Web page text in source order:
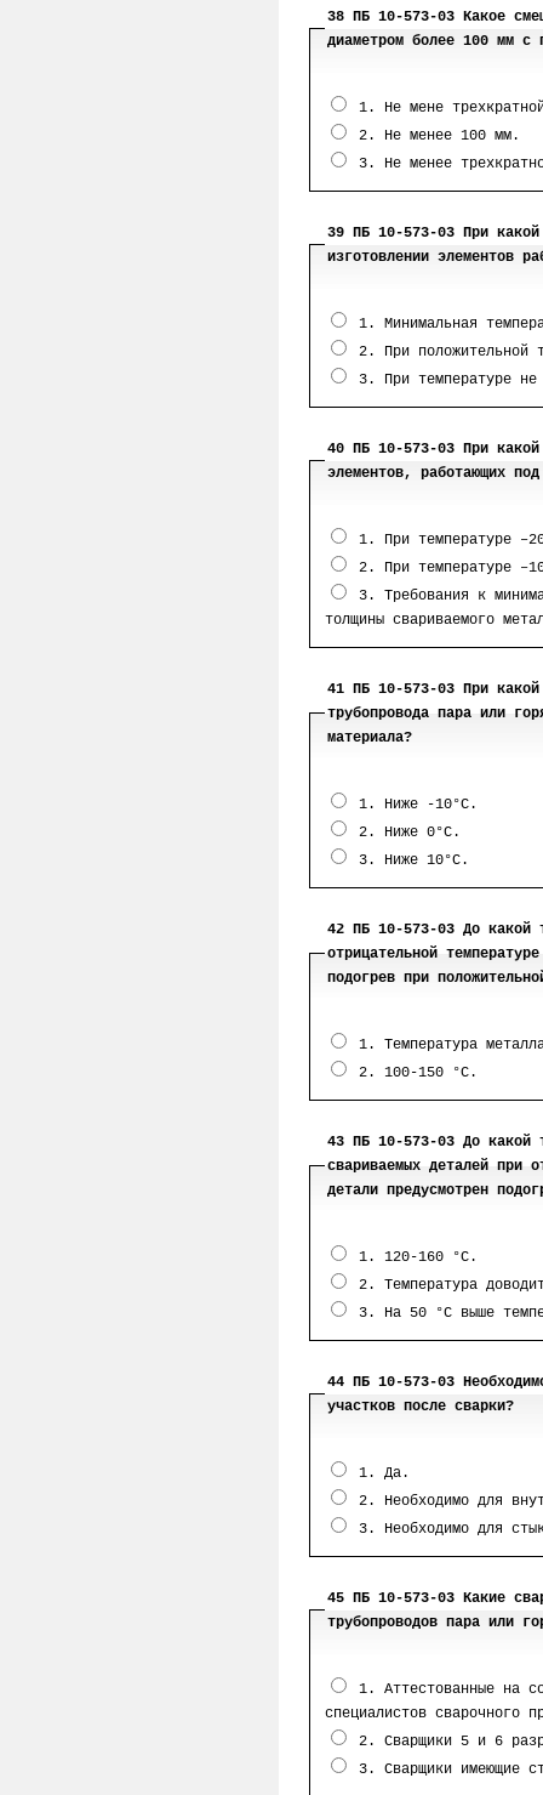
38 ПБ 10-573-03 Какое
диаметром более 100 мм с
1. Не мене
2. Не менее 100 мм.
3. Не менее
39 ПБ 10-573-03 При какой
изготовлении элементов
1. Минимальная
2. При положительной
3. При температуре
40 ПБ 10-573-03 При какой
элементов, работающих под
1. При температуре
2. При температуре
3. Требования к
толщины свариваемого
41 ПБ 10-573-03 При какой
трубопровода пара или
материала?
1. Ниже -10°С.
2. Ниже 0°С.
3. Ниже 10°С.
42 ПБ 10-573-03 До какой
отрицательной
подогрев при
1. Температура
2. 100-150 °С.
43 ПБ 10-573-03 До какой
свариваемых деталей при
детали предусмотрен
1. 120-160 °С.
2. Температура
3. На 50 °С выше
44 ПБ 10-573-03
участков после сварки?
1. Да.
2. Необходимо для
3. Необходимо для
45 ПБ 10-573-03 Какие
трубопроводов пара или
1. Аттестованные на
специалистов сварочного
2. Сварщики 5 и 6
3. Сварщики имеющие